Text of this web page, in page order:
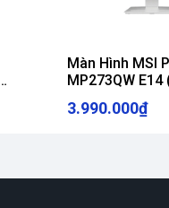
1ms/loa)
Màn Hình MSI
MP273QW
IPS - 2K -
speaker)
3.990.000₫